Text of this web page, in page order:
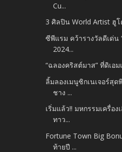
Cu...
3 ศิลปิน World Artist ฮู
ซีพีแรม คว้ารางวัลดีเด่น
2024...
“ฉลองคริสต์มาส” ที่ดิเอ
ลิ้มลองเมนูซิกเนเจอร์สุ
ชาง ...
เริ่มแล้ว!! มหกรรมเครื่อ
ทาว...
Fortune Town Big
ท้ายปี ...